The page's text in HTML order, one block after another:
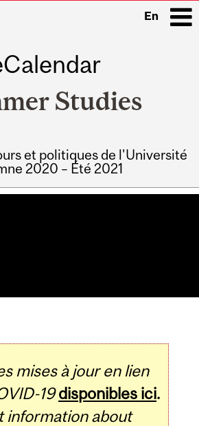
En
Studies
et politiques de l'Université
2020 – Été 2021
mises à jour en lien
19 disponibles ici.
information about